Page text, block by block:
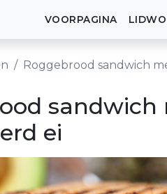
VOORPAGINA
Roggebrood sandwich
sandwich
ei